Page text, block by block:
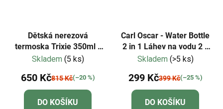
Dětská nerezová
termoska Trixie 350ml -
Mr. Lion
Skladem (5 ks)
650 Kč815 Kč(–20 %)
DO KOŠÍKU
Carl Oscar - Water Bottle
2 in 1 Láhev na vodu 2 v
1 - fialová
Skladem (>5 ks)
299 Kč399 Kč(–25 %)
DO KOŠÍKU